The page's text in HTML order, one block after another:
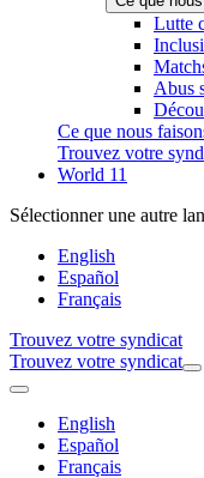
Lutte
Abus
Ce que nous
Trouvez votre
World 11
Sélectionner une autre
English
Español
Français
Trouvez votre syndicat
Trouvez votre syndicat
English
Español
Français